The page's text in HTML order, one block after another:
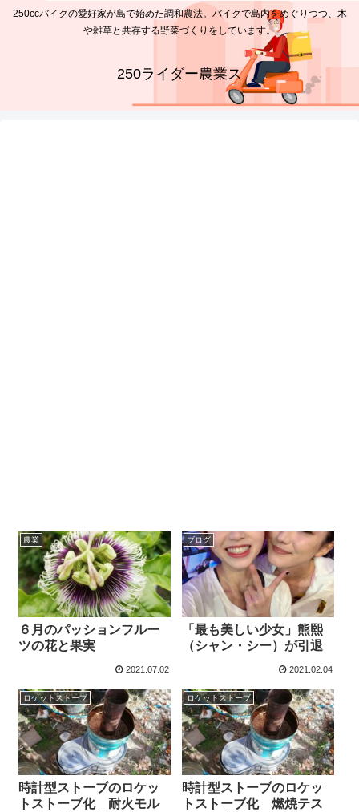
250ccバイクの愛好家が島で始めた調和農法。バイクで島内をめぐりつつ、木
や雑草と共存する野菜づくりをしています。
250ライダー農業ス
農業
６月のパッションフルー
ツの花と果実
2021.07.02
ブログ
「最も美しい少女」熊熙
（シャン・シー）が引退
2021.02.04
ロケットストーブ
時計型ストーブのロケッ
トストーブ化 耐火モル
ロケットストーブ
時計型ストーブのロケッ
トストーブ化 燃焼テス